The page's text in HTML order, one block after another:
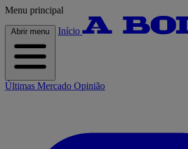
Menu principal
Abrir menu Início
Últimas Mercado Opinião